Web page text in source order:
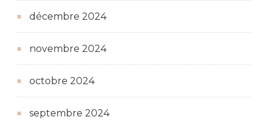
décembre 2024
novembre 2024
octobre 2024
septembre 2024